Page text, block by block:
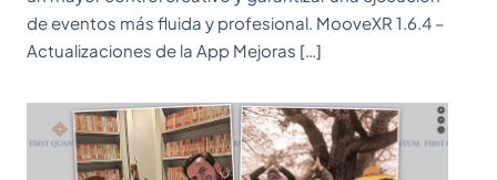
de eventos más fluida y profesional. MooveXR 1.6.4 –
Actualizaciones de la App Mejoras […]